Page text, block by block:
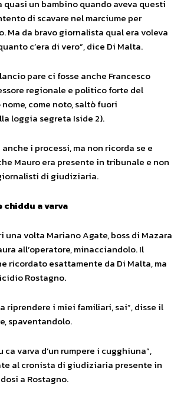
quasi un bambino quando aveva questi
di scavare nel marciume per
Ma da bravo giornalista qual era voleva
c’era di vero”, dice Di Malta.
pare ci fosse anche Francesco
regionale e politico forte del
come noto, saltò fuori
loggia segreta Iside 2).
i processi, ma non ricorda se e
Mauro era presente in tribunale e non
di giudiziaria.
chiddu a varva
una volta Mariano Agate, boss di Mazara
all’operatore, minacciandolo. Il
ricordato esattamente da Di Malta, ma
Rostagno.
riprendere i miei familiari, sai”, disse il
spaventandolo.
ca varva d’un rumpere i cugghiuna”,
al cronista di giudiziaria presente in
a Rostagno.